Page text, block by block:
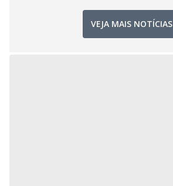
VEJA MAIS NOTÍCIAS